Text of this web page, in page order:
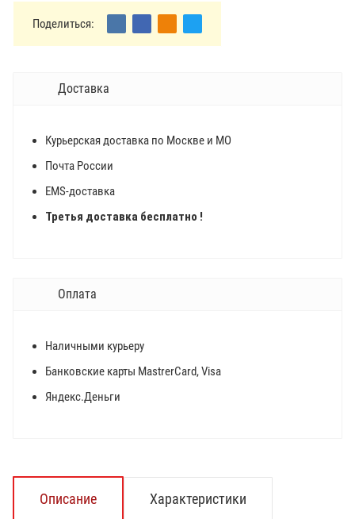
Поделиться:
Доставка
Курьерская доставка по Москве и МО
Почта России
EMS-доставка
Третья доставка бесплатно !
Оплата
Наличными курьеру
Банковские карты MastrerCard, Visa
Яндекс.Деньги
Описание Характеристики